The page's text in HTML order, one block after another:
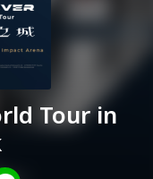
Tour in